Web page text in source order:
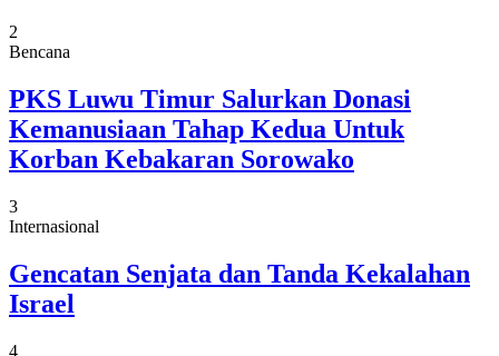
2
Bencana
PKS Luwu Timur Salurkan Donasi
Kemanusiaan Tahap Kedua Untuk
Korban Kebakaran Sorowako
3
Internasional
Gencatan Senjata dan Tanda Kekalahan
Israel
4